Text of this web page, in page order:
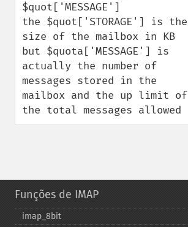
$quot['MESSAGE']
the $quot['STORAGE'] is the
size of the mailbox in KB
but $quota['MESSAGE'] is
actually the number of
messages stored in the
mailbox and the up limit of
the total messages allowed
Funções de IMAP
imap_​8bit